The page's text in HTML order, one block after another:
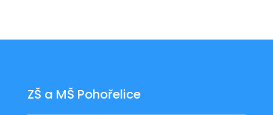
ZŠ a MŠ Pohořelice